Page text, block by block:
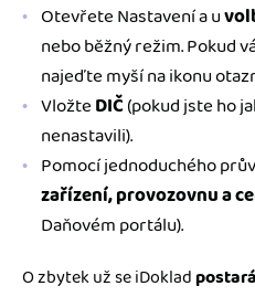
Otevřete Nastavení a u
nebo běžný režim. Pokud
najeďte myší na ikonu
VložteDIČ(pokud jste ho
nenastavili).
Pomocí jednoduchého
zařízení, provozovnu a
Daňovém portálu).
O zbytek už se iDoklad